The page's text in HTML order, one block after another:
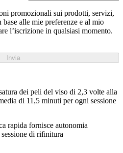
promozionali sui prodotti, servizi,
alle mie preferenze e al mio
l’iscrizione in qualsiasi momento.
Invia
dei peli del viso di 2,3 volte alla
di 11,5 minuti per ogni sessione
rapida fornisce autonomia
di rifinitura